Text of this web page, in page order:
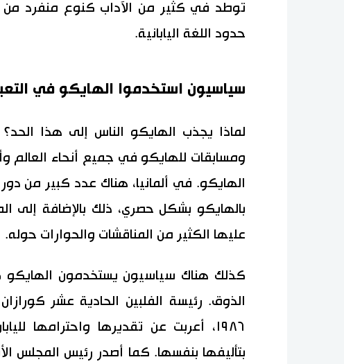
توطد في كثير من الآداب كنوع منفرد
حدود اللغة اليابانية.
سياسيون استخدموا الهايكو في
لماذا يجذب الهايكو الناس إلى هذا
ومسابقات للهايكو في جميع أنحاء العالم
الهايكو. في ألمانيا، هناك عدد كبير من
بالهايكو بشكل حصري، ذلك بالإضافة إلى
عليها الكثير من المناقشات والحوارات حوله.
كذلك هناك سياسيون يستخدمون
الذوق. رئيسة الفلبين الحادية عشر
١٩٨٦، أعربت عن تقديرها واحترامها
بتأليفها بنفسها. كما أصدر رئيس المجلس